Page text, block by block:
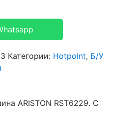
Категории: Hotpoint, Б/У
ARISTON RST6229. С